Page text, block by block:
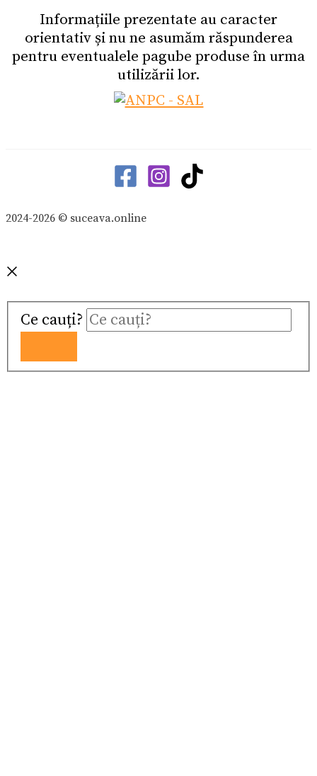
Informațiile prezentate au caracter
orientativ și nu ne asumăm răspunderea
pentru eventualele pagube produse în urma
utilizării lor.
2024-2026 © suceava.online
Ce cauți?